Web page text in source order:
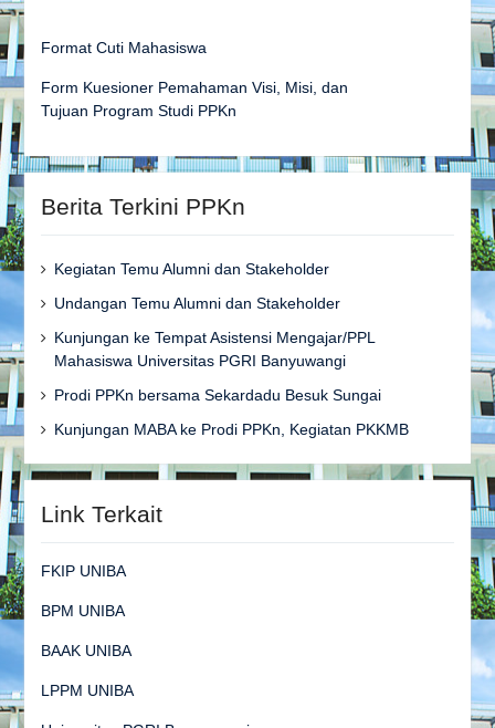
Format Cuti Mahasiswa
Form Kuesioner Pemahaman Visi, Misi, dan
Tujuan Program Studi PPKn
Berita Terkini PPKn
Kegiatan Temu Alumni dan Stakeholder
Undangan Temu Alumni dan Stakeholder
Kunjungan ke Tempat Asistensi Mengajar/PPL
Mahasiswa Universitas PGRI Banyuwangi
Prodi PPKn bersama Sekardadu Besuk Sungai
Kunjungan MABA ke Prodi PPKn, Kegiatan PKKMB
Link Terkait
FKIP UNIBA
BPM UNIBA
BAAK UNIBA
LPPM UNIBA